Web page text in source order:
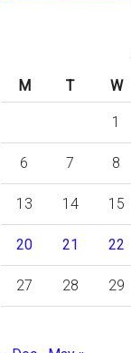
M
T W
1
6 7 8
13 14 15
20 21 22
27 28 29